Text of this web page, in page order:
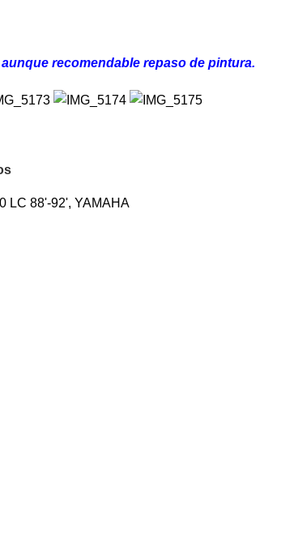
recomendable repaso de pintura.
LC 88'-92', YAMAHA